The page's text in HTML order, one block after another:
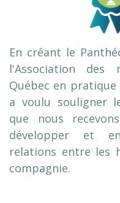
En créant le
l'Association des
Québec en
a voulu souligner
que nous
développer et
relations entre les
compagnie.